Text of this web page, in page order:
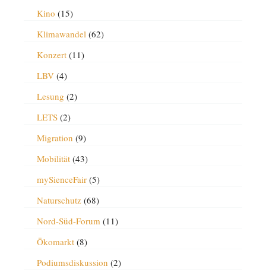
Kino (15)
Klimawandel (62)
Konzert(11)
LBV(4)
Lesung (2)
LETS(2)
Migration (9)
Mobilität(43)
mySienceFair(5)
Naturschutz(68)
Nord-Süd-Forum (11)
Ökomarkt(8)
Podiumsdiskussion (2)